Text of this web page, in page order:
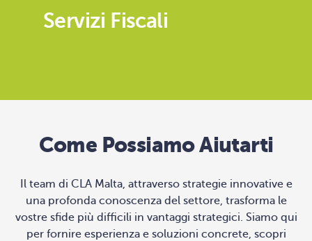
Servizi Fiscali
Come Possiamo Aiutarti
Il team di CLA Malta, attraverso strategie innovative e
una profonda conoscenza del settore, trasforma le
vostre sfide più difficili in vantaggi strategici. Siamo qui
per fornire esperienza e soluzioni concrete, scopri